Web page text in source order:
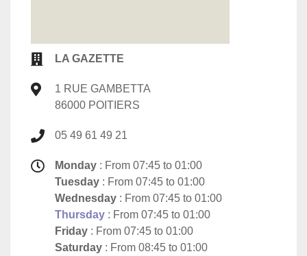
LA GAZETTE
1 RUE GAMBETTA
86000 POITIERS
05 49 61 49 21
Monday : From 07:45 to 01:00
Tuesday : From 07:45 to 01:00
Wednesday : From 07:45 to 01:00
Thursday : From 07:45 to 01:00
Friday : From 07:45 to 01:00
Saturday : From 08:45 to 01:00